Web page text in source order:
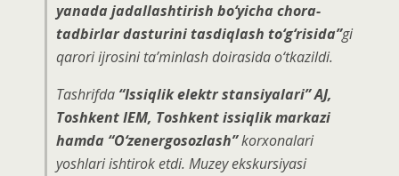
yanada jadallashtirish bo‘yicha chora-
tadbirlar dasturini tasdiqlash to‘g‘risida”gi
qarori ijrosini ta’minlash doirasida o‘tkazildi.
Tashrifda “Issiqlik elektr stansiyalari” AJ,
Toshkent IEM, Toshkent issiqlik markazi
hamda “O‘zenergosozlash”korxonalari
yoshlari ishtirok etdi. Muzey ekskursiyasi